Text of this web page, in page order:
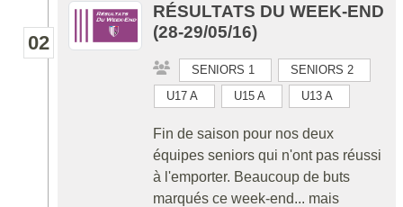
02
RÉSULTATS DU WEEK-END
(28-29/05/16)
SENIORS 1
SENIORS 2
U17 A
U15 A U13 A
Fin de saison pour nos deux
équipes seniors qui n'ont pas réussi
à l'emporter. Beaucoup de buts
marqués ce week-end... mais